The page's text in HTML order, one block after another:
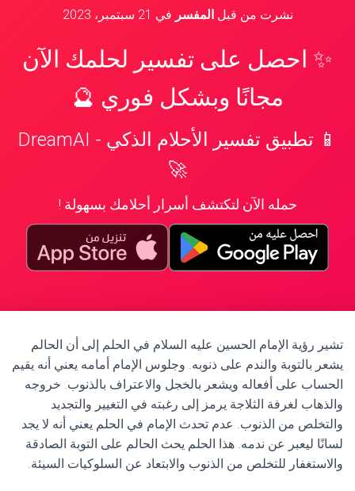
نشرت من قبلالمفسر في 21 سبتمبر، 2023
✨ احصل على تفسير لحلمك الآن
مجانًا وبشكل فوري 🔮
📱 تطبيق تفسير الأحلام الذكي - DreamAI
🚀
حمله الآن لتكتشف أسرار أحلامك بسهولة !
تشير رؤية الإمام الحسين عليه السلام في الحلم إلى أن الحالم
يشعر بالتوبة والندم على ذنوبه. وجلوس الإمام أمامه يعني أنه يقيم
الحساب على أفعاله ويشعر بالخجل والاعتراف بالذنوب. خروجه
والذهاب لغرفة الثلاجة يرمز إلى رغبته في التغيير والتجديد
والتخلص من الذنوب. عدم تحدث الإمام في الحلم يعني أنه لا يجد
لسانًا ليعبر عن ندمه. هذا الحلم يحث الحالم على التوبة الصادقة
والاستغفار للتخلص من الذنوب والابتعاد عن السلوكيات السيئة.